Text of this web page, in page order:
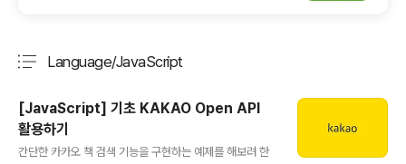
Language/JavaScript
[JavaScript] 기초 KAKAO Open API
활용하기
간단한 카카오 책 검색 기능을 구현하는 예제를 해보려 한